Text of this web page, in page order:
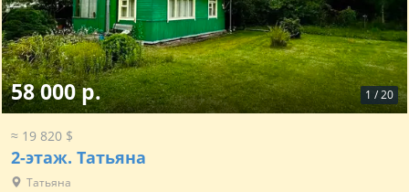
1 /20
58 000 р.
≈ 19 820 $
2-этаж. Татьяна
Татьяна